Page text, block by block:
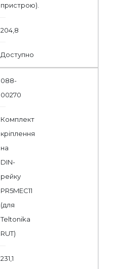
пристрою).
204,8
Доступно
088-
00270
Комплект
кріплення
на
DIN-
рейку
PR5MEC11
(для
Teltonika
RUT)
231,1